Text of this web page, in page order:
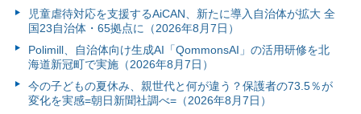
児童虐待対応を支援するAiCAN、新たに導入自治体が拡大 全
国23自治体・65拠点に（2026年8月7日）
Polimill、自治体向け生成AI「QommonsAI」の活用研修を北
海道新冠町で実施（2026年8月7日）
今の子どもの夏休み、親世代と何が違う？保護者の73.5％が
変化を実感=朝日新聞社調べ=（2026年8月7日）